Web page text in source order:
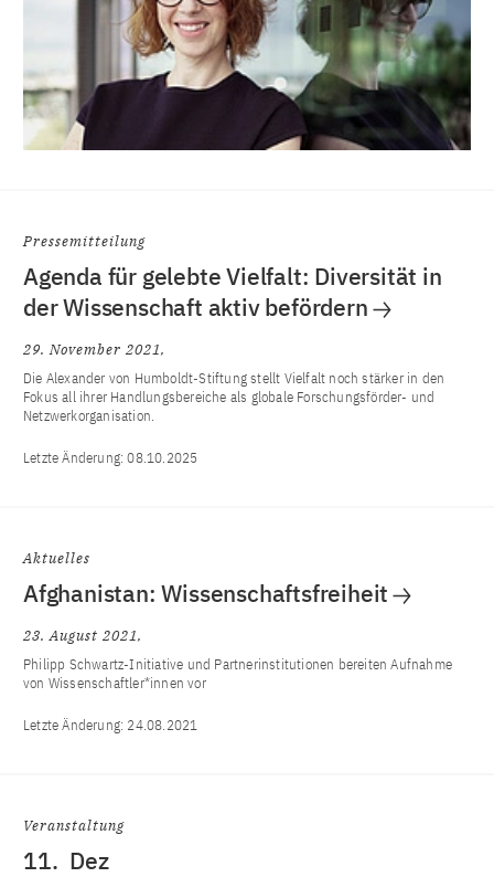
Pressemitteilung
Agenda für gelebte Vielfalt: Diversität in
der Wissenschaft aktiv befördern
29. November 2021
Die Alexander von Humboldt-Stiftung stellt Vielfalt noch stärker in den
Fokus all ihrer Handlungsbereiche als globale Forschungsförder- und
Netzwerkorganisation.
Letzte Änderung:08.10.2025
Aktuelles
Afghanistan: Wissenschaftsfreiheit
23. August 2021
Philipp Schwartz-Initiative und Partnerinstitutionen bereiten Aufnahme
von Wissenschaftler*innen vor
Letzte Änderung: 24.08.2021
Veranstaltung
11. Dez